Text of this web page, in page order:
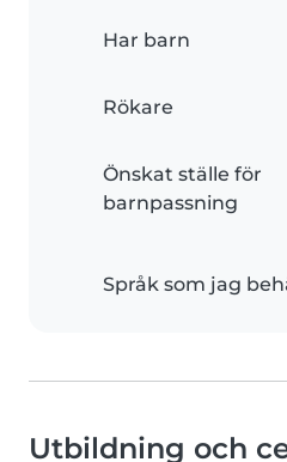
Har barn
Rökare
Önskat ställe för
barnpassning
Språk som jag
Utbildning och